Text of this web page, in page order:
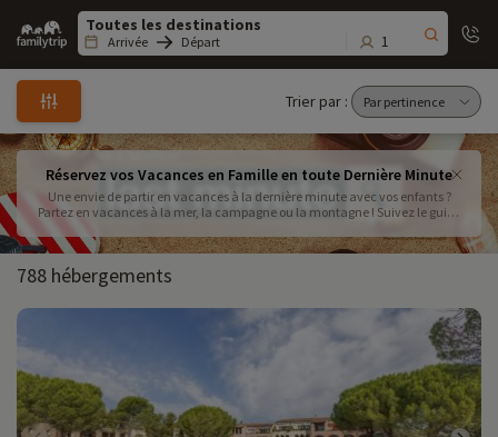
Family
trip
Arrivée Départ 1
Trier par :
Réservez vos Vacances en Famille en toute Dernière Minute
Une envie de partir en vacances à la dernière minute avec vos enfants ?
Partez en vacances à la mer, la campagne ou la montagne ! Suivez le guide
France, près de 720 destinations vous attendent
788 hébergements